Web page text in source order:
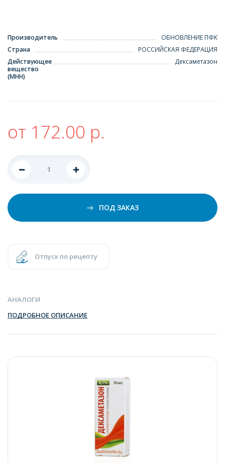
Производитель
ОБНОВЛЕНИЕ ПФК
Страна
РОССИЙСКАЯ ФЕДЕРАЦИЯ
Действующее
вещество
(МНН)
Дексаметазон
от 172.00 р.
ПОД ЗАКАЗ
Отпуск по рецепту
АНАЛОГИ
ПОДРОБНОЕ ОПИСАНИЕ